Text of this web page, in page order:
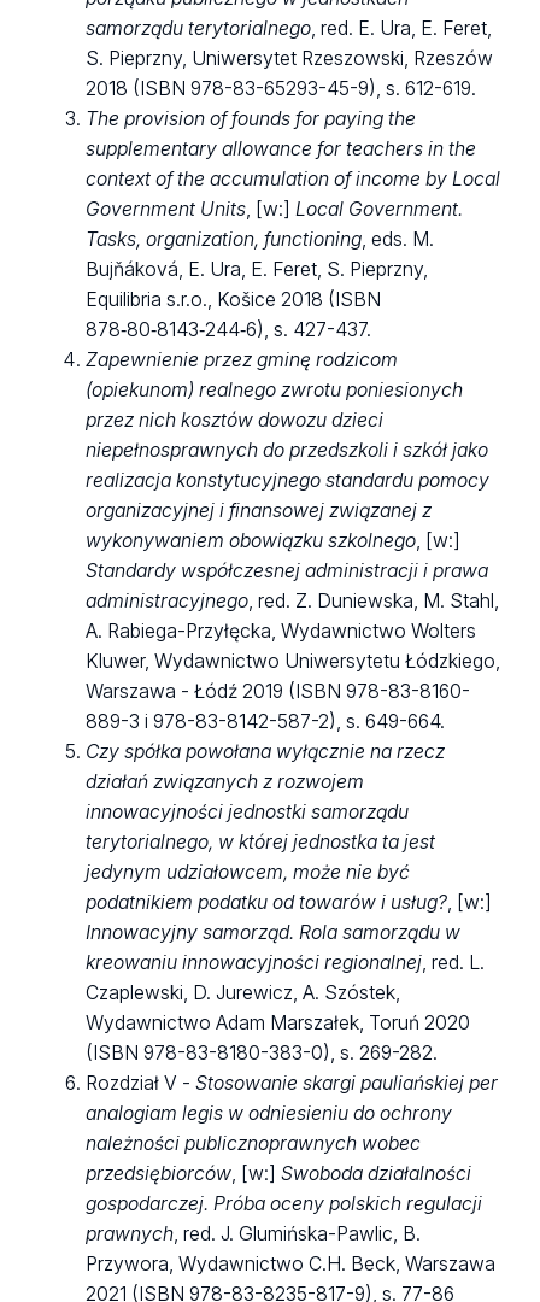
samorządu terytorialnego, red. E. Ura, E. Feret,
S. Pieprzny, Uniwersytet Rzeszowski, Rzeszów
2018 (ISBN 978-83-65293-45-9), s. 612-619.
The provision of founds for paying the
supplementary allowance for teachers in the
context of the accumulation of income by Local
Government Units, [w:]Local Government.
Tasks, organization, functioning, eds. M.
Bujňáková, E. Ura, E. Feret, S. Pieprzny,
Equilibria s.r.o., Košice 2018 (ISBN
878‑80‑8143‑244‑6), s. 427-437.
Zapewnienie przez gminę rodzicom
(opiekunom) realnego zwrotu poniesionych
przez nich kosztów dowozu dzieci
niepełnosprawnych do przedszkoli i szkół jako
realizacja konstytucyjnego standardu pomocy
organizacyjnej i finansowej związanej z
wykonywaniem obowiązku szkolnego, [w:]
Standardy współczesnej administracji i prawa
administracyjnego, red. Z. Duniewska, M. Stahl,
A. Rabiega-Przyłęcka, Wydawnictwo Wolters
Kluwer, Wydawnictwo Uniwersytetu Łódzkiego,
Warszawa - Łódź 2019 (ISBN 978-83-8160-
889-3 i 978-83-8142-587-2), s. 649-664.
Czy spółka powołana wyłącznie na rzecz
działań związanych z rozwojem
innowacyjności jednostki samorządu
terytorialnego, w której jednostka ta jest
jedynym udziałowcem, może nie być
podatnikiem podatku od towarów i usług?, [w:]
Innowacyjny samorząd. Rola samorządu w
kreowaniu innowacyjności regionalnej, red. L.
Czaplewski, D. Jurewicz, A. Szóstek,
Wydawnictwo Adam Marszałek, Toruń 2020
(ISBN 978-83-8180-383-0), s. 269-282.
Rozdział V -Stosowanie skargi pauliańskiej per
analogiam legis w odniesieniu do ochrony
należności publicznoprawnych wobec
przedsiębiorców, [w:]Swoboda działalności
gospodarczej. Próba oceny polskich regulacji
prawnych, red. J. Glumińska-Pawlic, B.
Przywora, Wydawnictwo C.H. Beck, Warszawa
2021 (ISBN 978-83-8235-817-9), s. 77-86